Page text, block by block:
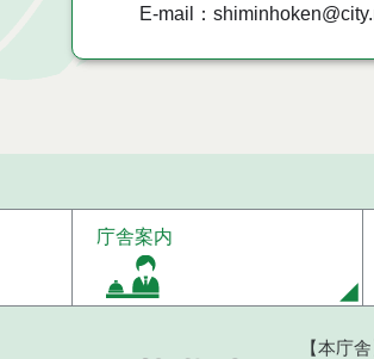
E-mail：
庁舎案内
【本庁舎